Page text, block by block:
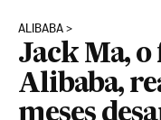
ALIBABA
Jack Ma,
Alibaba,
meses